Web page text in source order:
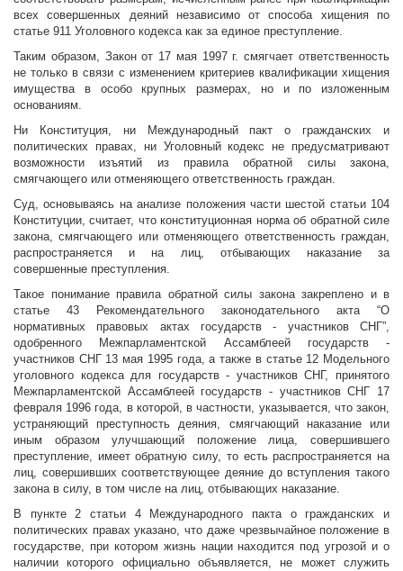
всех совершенных деяний независимо от способа хищения по
статье 911 Уголовного кодекса как за единое преступление.
Таким образом, Закон от 17 мая 1997 г. смягчает ответственность
не только в связи с изменением критериев квалификации хищения
имущества в особо крупных размерах, но и по изложенным
основаниям.
Ни Конституция, ни Международный пакт о гражданских и
политических правах, ни Уголовный кодекс не предусматривают
возможности изъятий из правила обратной силы закона,
смягчающего или отменяющего ответственность граждан.
Суд, основываясь на анализе положения части шестой статьи 104
Конституции, считает, что конституционная норма об обратной силе
закона, смягчающего или отменяющего ответственность граждан,
распространяется и на лиц, отбывающих наказание за
совершенные преступления.
Такое понимание правила обратной силы закона закреплено и в
статье 43 Рекомендательного законодательного акта “О
нормативных правовых актах государств - участников СНГ”,
одобренного Межпарламентской Ассамблеей государств -
участников СНГ 13 мая 1995 года, а также в статье 12 Модельного
уголовного кодекса для государств - участников СНГ, принятого
Межпарламентской Ассамблеей государств - участников СНГ 17
февраля 1996 года, в которой, в частности, указывается, что закон,
устраняющий преступность деяния, смягчающий наказание или
иным образом улучшающий положение лица, совершившего
преступление, имеет обратную силу, то есть распространяется на
лиц, совершивших соответствующее деяние до вступления такого
закона в силу, в том числе на лиц, отбывающих наказание.
В пункте 2 статьи 4 Международного пакта о гражданских и
политических правах указано, что даже чрезвычайное положение в
государстве, при котором жизнь нации находится под угрозой и о
наличии которого официально объявляется, не может служить